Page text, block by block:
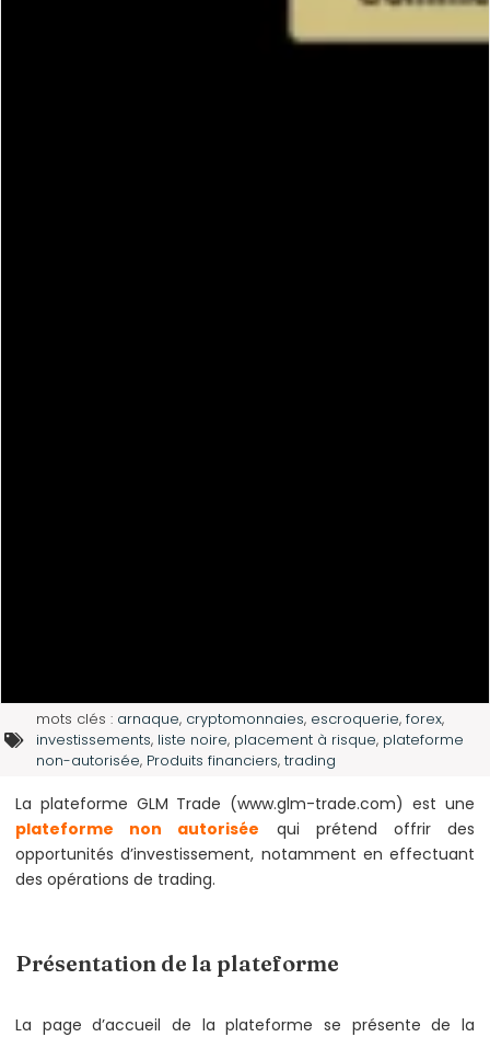
mots clés : arnaque, cryptomonnaies, escroquerie,forex,
investissements, liste noire, placement à risque, plateforme
non-autorisée, Produits financiers,trading
La plateforme GLM Trade (www.glm-trade.com) est une
plateforme non autorisée qui prétend offrir des
opportunités d’investissement, notamment en effectuant
des opérations de trading.
Présentation de la plateforme
La page d’accueil de la plateforme se présente de la